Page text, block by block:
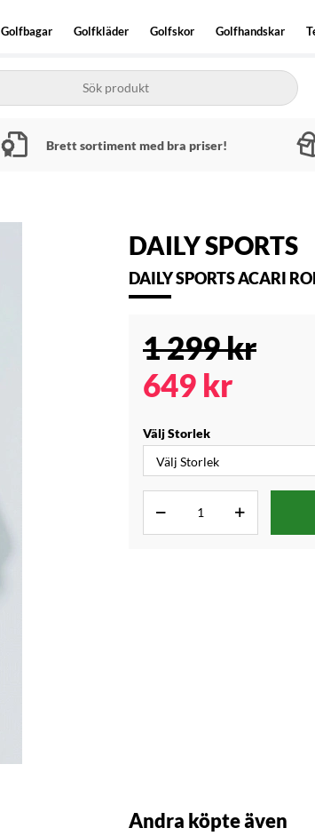
Golfbagar Golfkläder Golfskor Golfhandskar
Brett sortiment med bra priser!
DAILY SPORTS
DAILY SPORTS ACARI
1 299kr
649 kr
Välj Storlek
Andra köpte även